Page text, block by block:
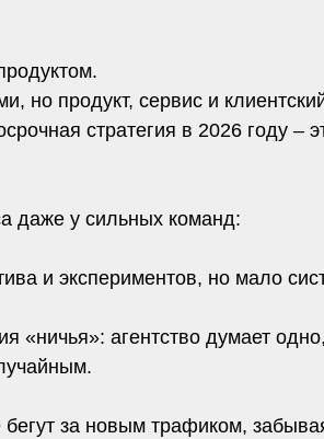
но продукт, сервис и
стратегия в 2026 году
даже у сильных команд:
и экспериментов, но мало
«ничья»: агентство думает
за новым трафиком,